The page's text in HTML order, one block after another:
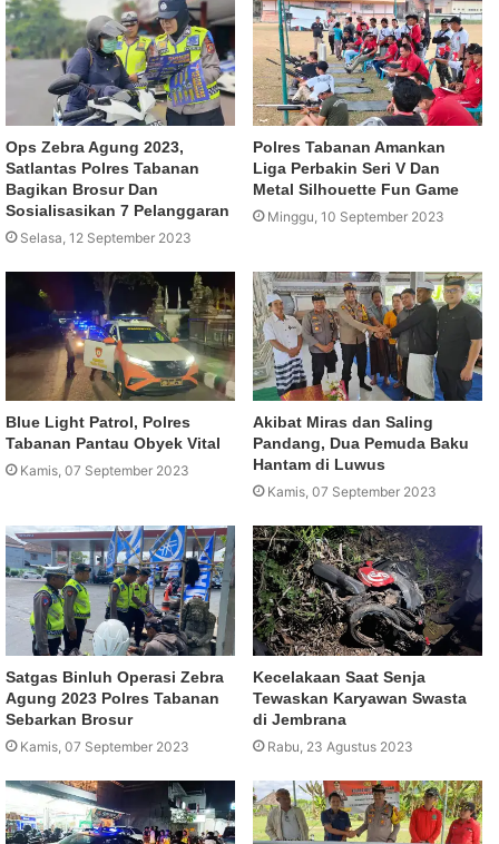
Ops Zebra Agung 2023,
Satlantas Polres Tabanan
Bagikan Brosur Dan
Sosialisasikan 7 Pelanggaran
Selasa, 12 September 2023
Polres Tabanan Amankan
Liga Perbakin Seri V Dan
Metal Silhouette Fun Game
Minggu, 10 September 2023
Blue Light Patrol, Polres
Tabanan Pantau Obyek Vital
Kamis, 07 September 2023
Akibat Miras dan Saling
Pandang, Dua Pemuda Baku
Hantam di Luwus
Kamis, 07 September 2023
Satgas Binluh Operasi Zebra
Agung 2023 Polres Tabanan
Sebarkan Brosur
Kamis, 07 September 2023
Kecelakaan Saat Senja
Tewaskan Karyawan Swasta
di Jembrana
Rabu, 23 Agustus 2023